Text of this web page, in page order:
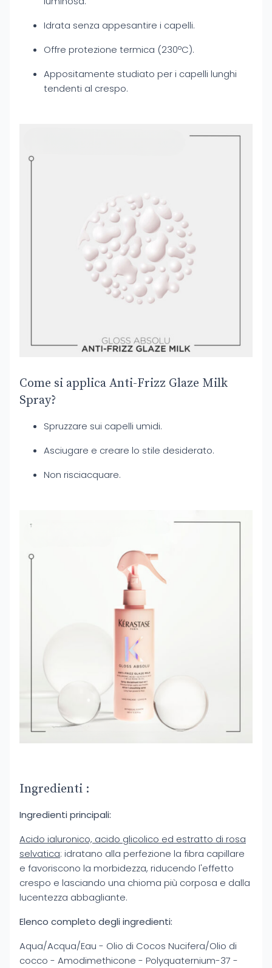
Idrata senza appesantire i capelli.
Offre protezione termica (230ºC).
Appositamente studiato per i capelli lunghi
tendenti al crespo.
Come si applica Anti-Frizz Glaze Milk
Spray?
Spruzzare sui capelli umidi.
Asciugare e creare lo stile desiderato.
Non risciacquare.
Ingredienti :
Ingredienti principali:
Acido ialuronico, acido glicolico ed estratto di rosa
selvatica: idratano alla perfezione la fibra capillare
e favoriscono la morbidezza, riducendo l'effetto
crespo e lasciando una chioma più corposa e dalla
lucentezza abbagliante.
Elenco completo degli ingredienti:
Aqua/Acqua/Eau - Olio di Cocos Nucifera/Olio di
cocco - Amodimethicone - Polyquaternium-37 -